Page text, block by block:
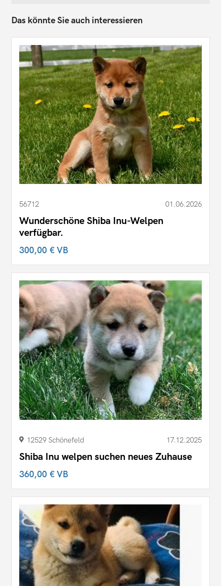
Das könnte Sie auch interessieren
56712 01.06.2026
Wunderschöne Shiba Inu-Welpen
verfügbar.
300,00 €VB
12529 Schönefeld 17.12.2025
Shiba Inu welpen suchen neues Zuhause
360,00 €VB